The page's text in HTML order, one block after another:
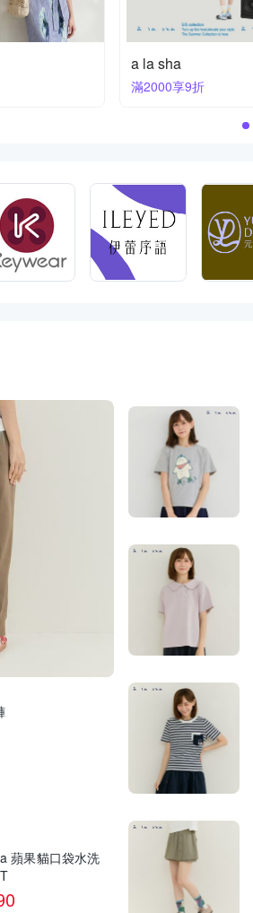
betty’s
滿1200享84折
蘋果貓口袋水洗